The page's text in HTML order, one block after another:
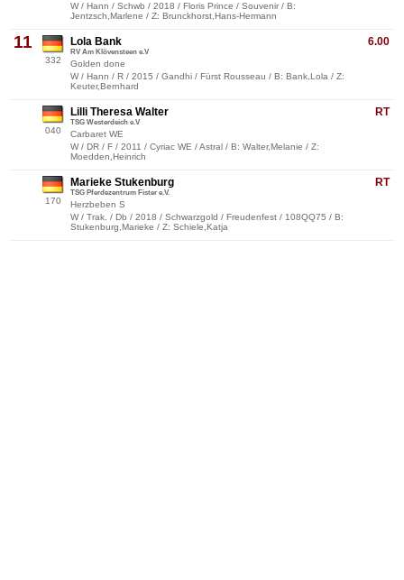
W / Hann / Schwb / 2018 / Floris Prince / Souvenir / B:
Jentzsch,Marlene / Z: Brunckhorst,Hans-Hermann
11
332
6.00
Lola Bank
RV Am Klövensteen e.V
Golden done
W / Hann / R / 2015 / Gandhi / Fürst Rousseau / B: Bank,Lola / Z:
Keuter,Bernhard
040
RT
Lilli Theresa Walter
TSG Westerdeich e.V
Carbaret WE
W / DR / F / 2011 / Cyriac WE / Astral / B: Walter,Melanie / Z:
Moedden,Heinrich
170
RT
Marieke Stukenburg
TSG Pferdezentrum Fister e.V.
Herzbeben S
W / Trak. / Db / 2018 / Schwarzgold / Freudenfest / 108QQ75 / B:
Stukenburg,Marieke / Z: Schiele,Katja